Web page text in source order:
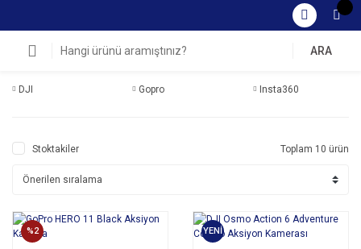
ARA
DJI Gopro Insta360
Stoktakiler Toplam 10 ürün
%2 YENİ